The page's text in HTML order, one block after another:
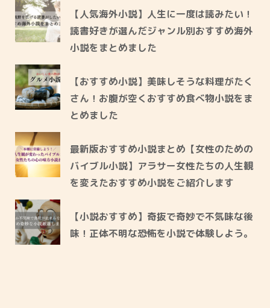
【人気海外小説】人生に一度は読みたい！
読書好きが選んだジャンル別おすすめ海外
小説をまとめました
【おすすめ小説】美味しそうな料理がたく
さん！お腹が空くおすすめ食べ物小説をま
とめました
最新版おすすめ小説まとめ【女性のための
バイブル小説】アラサー女性たちの人生観
を変えたおすすめ小説をご紹介します
【小説おすすめ】奇抜で奇妙で不気味な後
味！正体不明な恐怖を小説で体験しよう。